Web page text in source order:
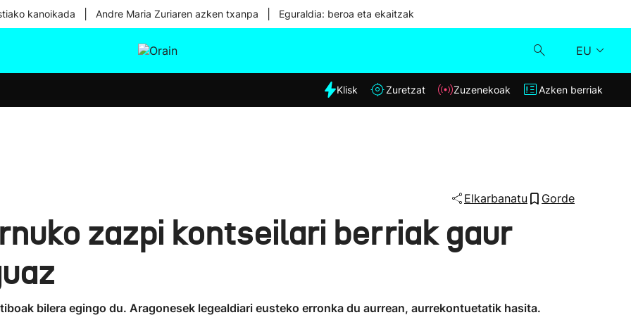
kanoikada Andre Maria Zuriaren azken txanpa Eguraldia: beroa eta ekaitzak
EU
Eguraldia
Klisk
Klisk Zuretzat Zuzenekoak Azken berriak
Elkarbanatu Gorde
zazpi kontseilari berriak gaur
bilera egingo du. Aragonesek legealdiari eusteko erronka du aurrean, aurrekontuetatik hasita.